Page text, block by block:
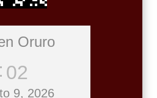
Oruro
03
9, 2026